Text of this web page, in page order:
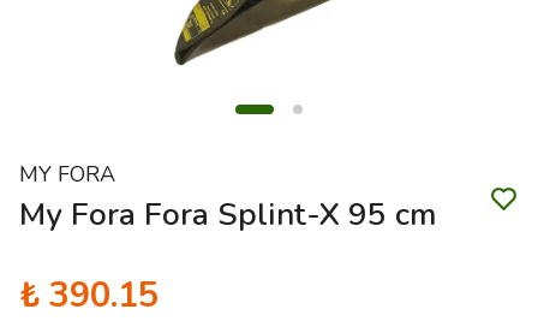
MY FORA
My Fora Fora Splint-X 95 cm
₺ 390.15